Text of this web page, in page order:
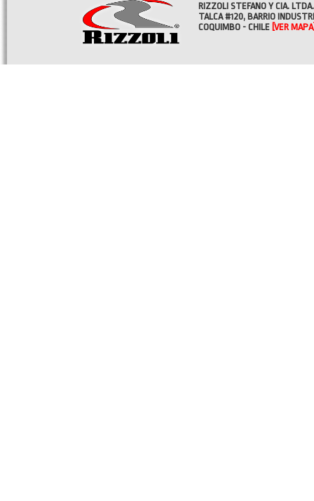
RIZZOLI STEFANO Y CIA. LTDA.
TALCA #120, BARRIO
COQUIMBO - CHILE [VER